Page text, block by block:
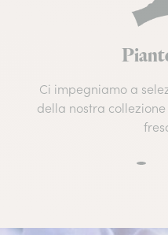
Ci impegniamo a
della nostra